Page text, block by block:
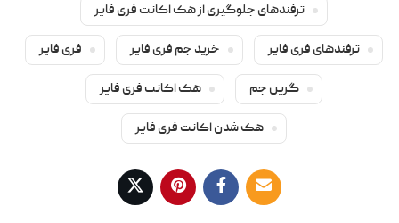
ترفندهای جلوگیری از هک اکانت فری فایر
ترفندهای فری فایر خرید جم فری فایر فری فایر
گرین جم هک اکانت فری فایر
هک شدن اکانت فری فایر